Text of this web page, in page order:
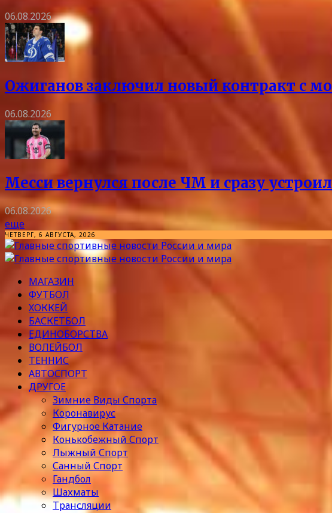
06.08.2026
Ожиганов заключил новый контракт с
06.08.2026
Месси вернулся после ЧМ и сразу
06.08.2026
еще
ЧЕТВЕРГ, 6 АВГУСТА, 2026
МАГАЗИН
ФУТБОЛ
ХОККЕЙ
БАСКЕТБОЛ
ЕДИНОБОРСТВА
ВОЛЕЙБОЛ
ТЕННИС
АВТОСПОРТ
ДРУГОЕ
Зимние Виды Спорта
Коронавирус
Фигурное Катание
Конькобежный Спорт
Лыжный Спорт
Санный Спорт
Гандбол
Шахматы
Трансляции